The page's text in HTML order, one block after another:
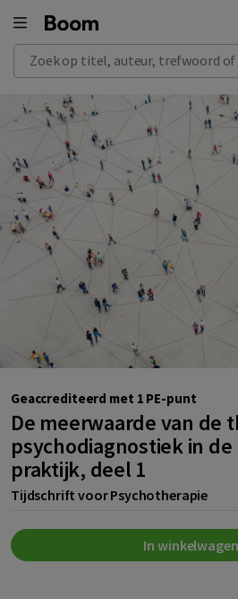
Zoek op titel, auteur, trefwoord of ISBN
Geaccrediteerd met 1 PE-punt
De meerwaarde van de
psychodiagnostiek in
praktijk, deel 1
Tijdschrift voor Psychotherapie
In winkelwagen